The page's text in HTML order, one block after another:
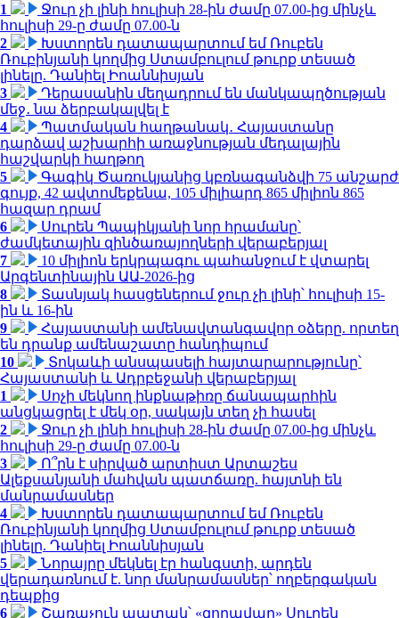
1
Ջուր չի լինի հուլիսի 28-ին ժամը 07.00-ից մինչև
հուլիսի 29-ը ժամը 07.00-ն
2
Խստորեն դատապարտում եմ Ռուբեն
Ռուբինյանի կողմից Ստամբուլում թուրք տեսած
լինելը. Դանիել Իոաննիսյան
3
Դերասանին մեղադրում են մանկապղծության
մեջ․ նա ձերբակալվել է
4
Պատմական հաղթանակ․ Հայաստանը
դարձավ աշխարհի առաջնության մեդալային
հաշվարկի հաղթող
5
Գագիկ Ծառուկյանից կբռնագանձվի 75 անշարժ
գույք, 42 ավտոմեքենա, 105 միլիարդ 865 միլիոն 865
հազար դրամ
6
Սուրեն Պապիկյանի նոր հրամանը՝
ժամկետային զինծառայողների վերաբերյալ
7
10 միլիոն երկրպագու պահանջում է վտարել
Արգենտինային ԱԱ-2026-ից
8
Տասնյակ հասցեներում ջուր չի լինի՝ հուլիսի 15-
ին և 16-ին
9
Հայաստանի ամենավտանգավոր օձերը. որտեղ
են դրանք ամենաշատը հանդիպում
10
Տոկաևի անսպասելի հայտարարությունը՝
Հայաստանի և Ադրբեջանի վերաբերյալ
1
Սոչի մեկնող ինքնաթիռը ճանապարհին
անցկացրել է մեկ օր, սակայն տեղ չի հասել
2
Ջուր չի լինի հուլիսի 28-ին ժամը 07.00-ից մինչև
հուլիսի 29-ը ժամը 07.00-ն
3
Ո՞րն է սիրված արտիստ Արտաշես
Ալեքսանյանի մահվան պատճառը. հայտնի են
մանրամասներ
4
Խստորեն դատապարտում եմ Ռուբեն
Ռուբինյանի կողմից Ստամբուլում թուրք տեսած
լինելը. Դանիել Իոաննիսյան
5
Նորայրը մեկնել էր հանգստի, արդեն
վերադառնում է. նոր մանրամասներ՝ ողբերգական
դեպքից
6
Շառաչուն ապտակ՝ «զորավար» Սուրեն